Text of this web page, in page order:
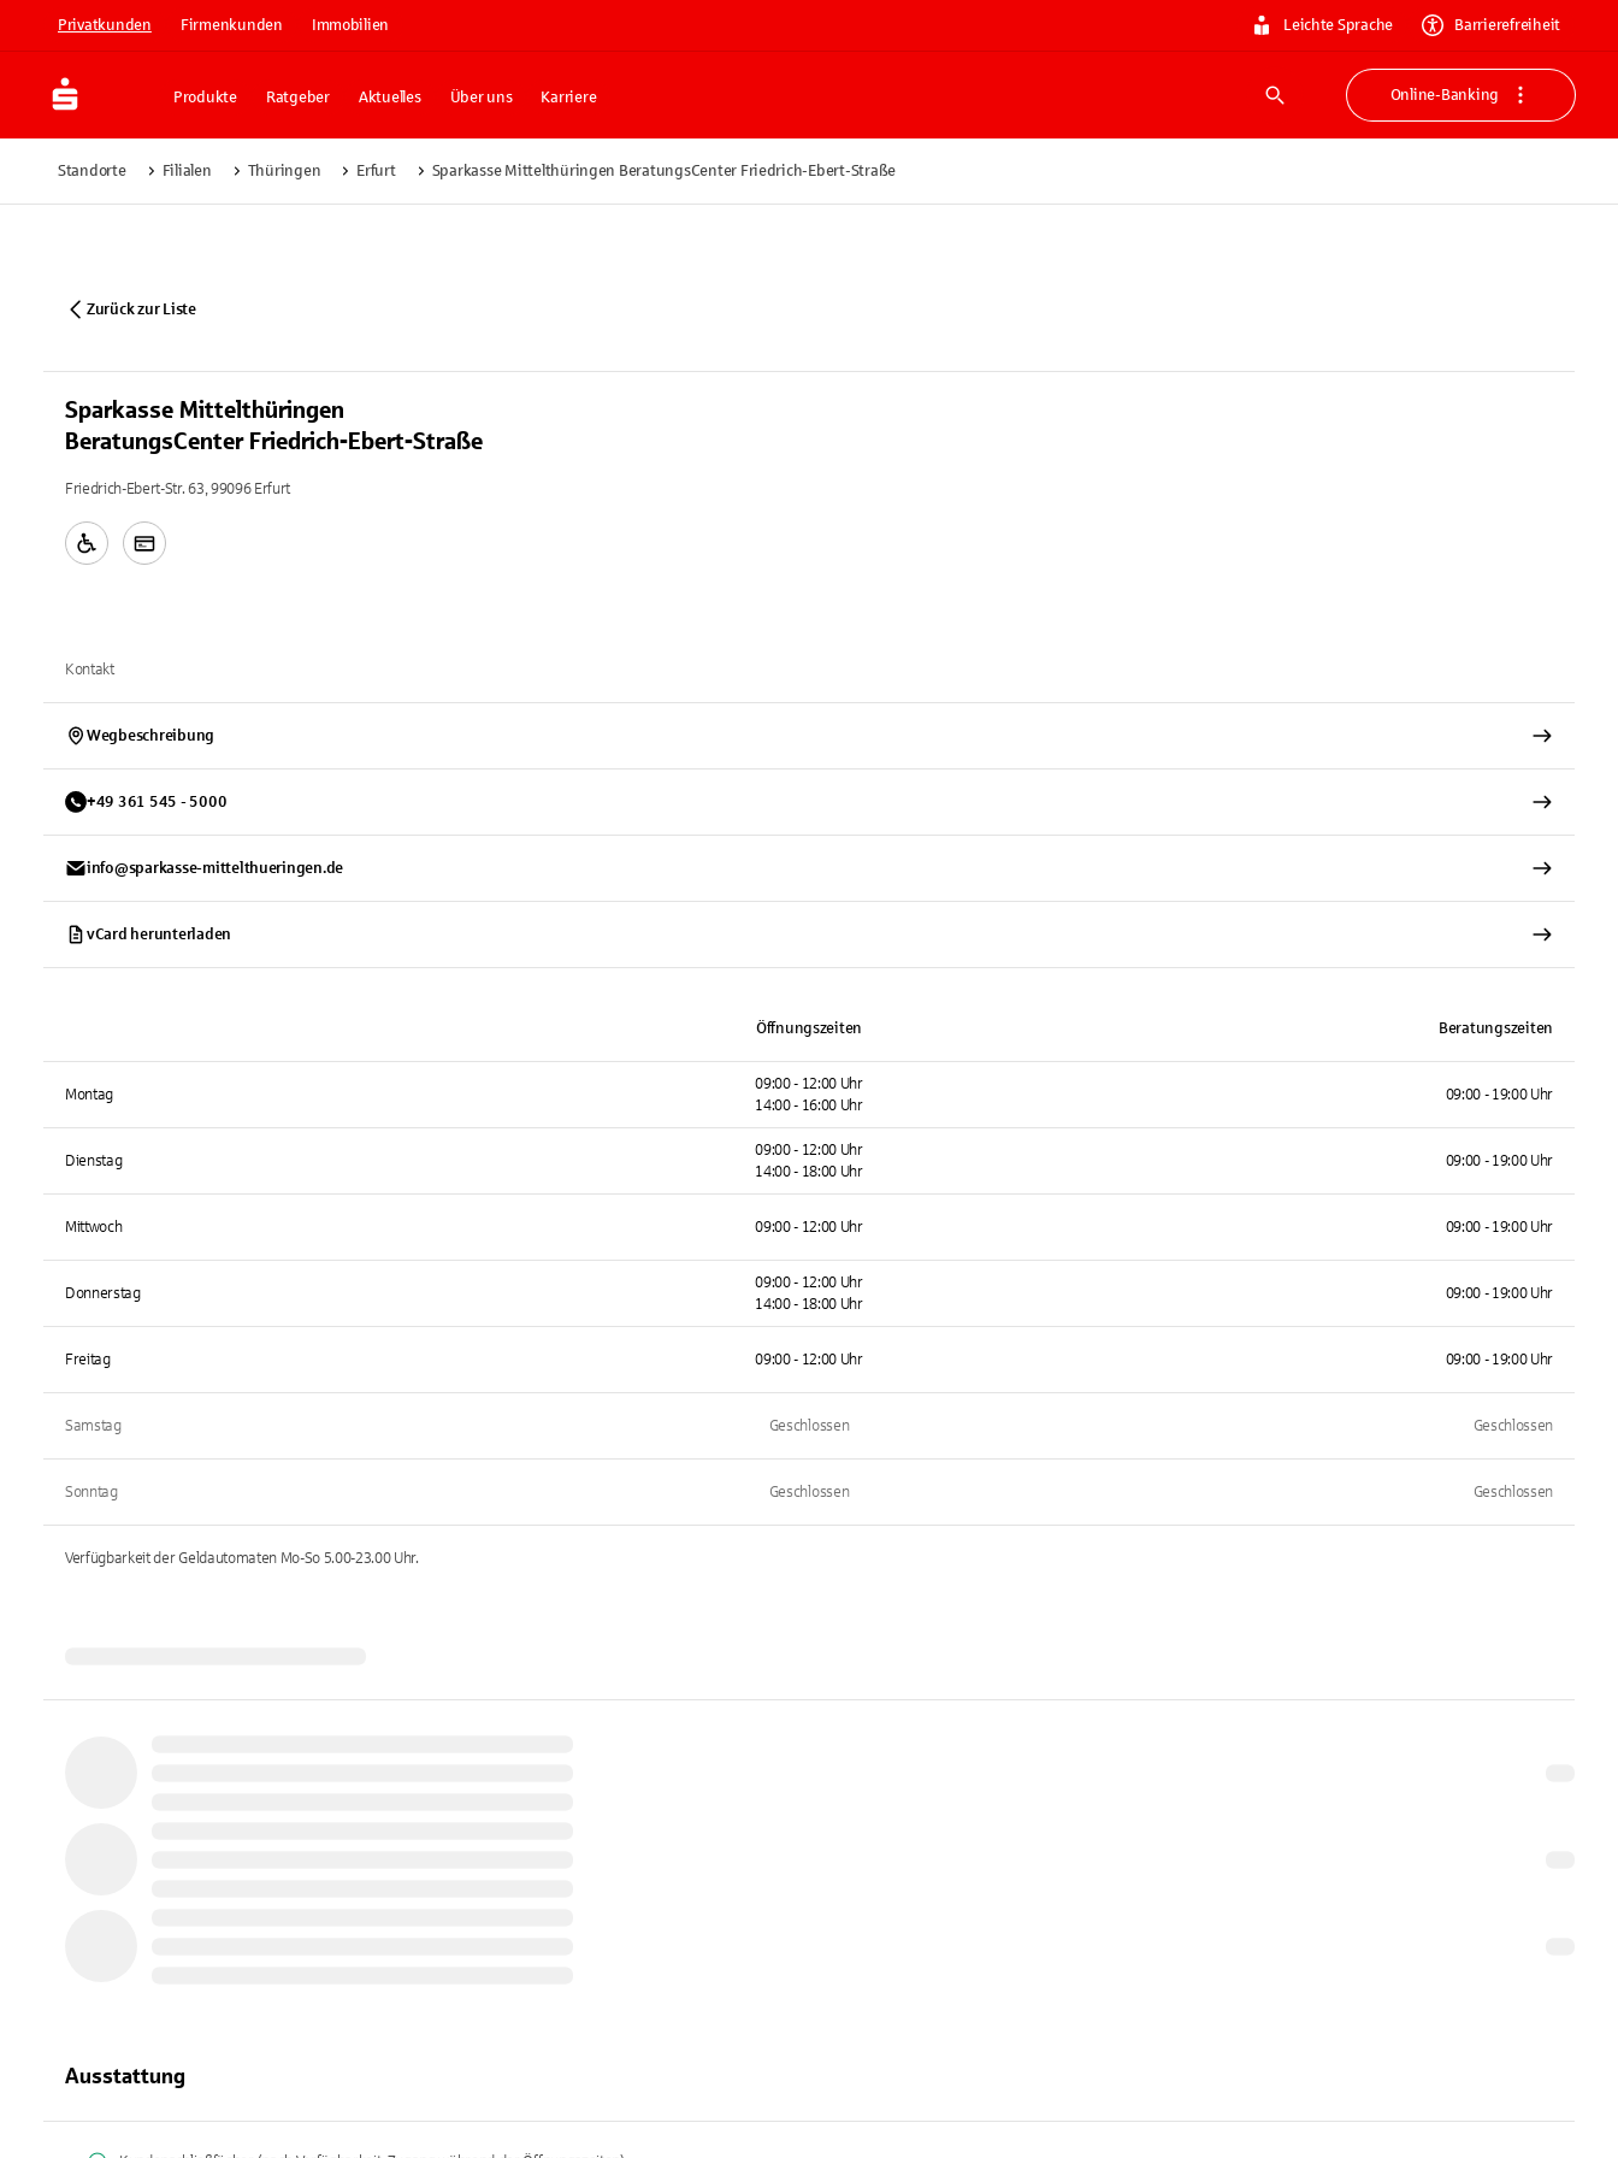
Privatkunden Firmenkunden Immobilien Leichte Sprache Barrierefreiheit
Produkte Ratgeber Aktuelles Über uns Karriere
Suche
Online-Banking
Standorte Filialen Thüringen Erfurt Sparkasse Mittelthüringen BeratungsCenter Friedrich-Ebert-Straße
Zurück zur Liste
Sparkasse Mittelthüringen
BeratungsCenter Friedrich-Ebert-Straße
Friedrich-Ebert-Str. 63, 99096 Erfurt
Kontakt
Wegbeschreibung
+49 361 545 - 5000
info@sparkasse-mittelthueringen.de
vCard herunterladen
Öffnungszeiten Beratungszeiten
Montag
09:00 - 12:00 Uhr
14:00 - 16:00 Uhr
09:00 - 19:00 Uhr
Dienstag
09:00 - 12:00 Uhr
14:00 - 18:00 Uhr
09:00 - 19:00 Uhr
Mittwoch 09:00 - 12:00 Uhr 09:00 - 19:00 Uhr
Donnerstag
09:00 - 12:00 Uhr
14:00 - 18:00 Uhr
09:00 - 19:00 Uhr
Freitag 09:00 - 12:00 Uhr 09:00 - 19:00 Uhr
Samstag Geschlossen Geschlossen
Sonntag Geschlossen Geschlossen
Verfügbarkeit der Geldautomaten Mo-So 5.00-23.00Uhr.
Ausstattung